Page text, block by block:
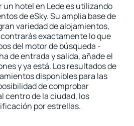
hotel en Lede es utilizando
de eSky. Su amplia base de
variedad de alojamientos,
exactamente lo que
del motor de búsqueda -
de entrada y salida, añade el
y ya está. Los resultados de
disponibles para las
de comprobar
centro de la ciudad, los
por estrellas.